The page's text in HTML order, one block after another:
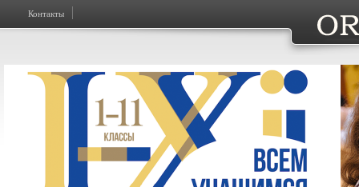
Контакты